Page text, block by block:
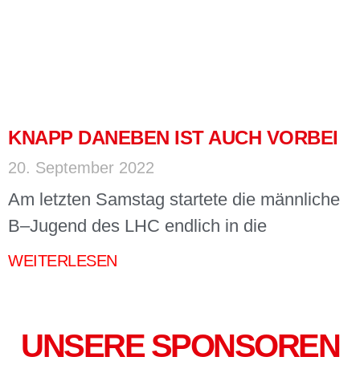
KNAPP DANEBEN IST AUCH VORBEI
20. September 2022
Am letzten Samstag startete die männliche
B–Jugend des LHC endlich in die
WEITERLESEN
UNSERE SPONSOREN